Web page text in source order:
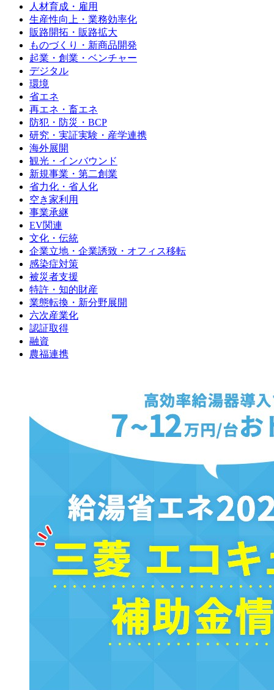
人材育成・雇用
生産性向上・業務効率化
販路開拓・販路拡大
ものづくり・新商品開発
起業・創業・ベンチャー
デジタル
環境
省エネ
再エネ・畜エネ
防犯・防災・BCP
研究・実証実験・産学連携
海外展開
観光・インバウンド
新規事業・第二創業
省力化・省人化
空き家利用
事業承継
EV関連
文化・伝統
企業立地・企業誘致・オフィス移転
感染症対策
被災者支援
特許・知的財産
業態転換・新分野展開
六次産業化
認証取得
融資
農福連携